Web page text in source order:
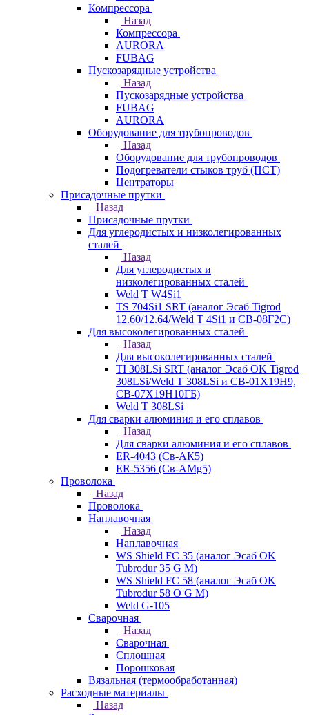
Компрессора
Назад
Компрессора
AURORA
FUBAG
Пускозарядные устройства
Назад
Пускозарядные устройства
FUBAG
AURORA
Оборудование для трубопроводов
Назад
Оборудование для трубопроводов
Подогреватели стыков труб (ПСТ)
Центраторы
Присадочные прутки
Назад
Присадочные прутки
Для углеродистых и низколегированных
сталей
Назад
Для углеродистых и
низколегированных сталей
Weld T W4Si1
TS 704Si1 SRT (аналог Эсаб Tigrod
12.60/12.64/Weld T 4Si1 и СВ-08Г2С)
Для высоколегированных сталей
Назад
Для высоколегированных сталей
TI 308LSi SRT (аналог Эсаб OK Tigrod
308LSi/Weld T 308LSi и СВ-01Х19Н9,
СВ-07Х19Н10ГБ)
Weld T 308LSi
Для сварки алюминия и его сплавов
Назад
Для сварки алюминия и его сплавов
ER-4043 (Св-АК5)
ER-5356 (Св-АМg5)
Проволока
Назад
Проволока
Наплавочная
Назад
Наплавочная
WS Shield FC 35 (аналог Эсаб OK
Tubrodur 35 G M)
WS Shield FC 58 (аналог Эсаб OK
Tubrodur 58 O G M)
Weld G-105
Сварочная
Назад
Сварочная
Сплошная
Порошковая
Вязальная (термообработанная)
Расходные материалы
Назад